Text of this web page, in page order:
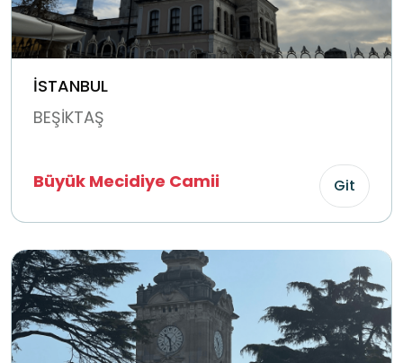
İSTANBUL
BEŞİKTAŞ
Büyük Mecidiye Camii Git